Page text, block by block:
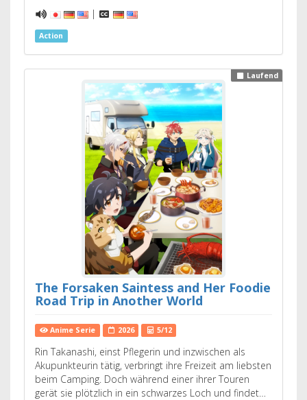
|
Action
Laufend
The Forsaken Saintess and Her Foodie
Road Trip in Another World
Anime Serie 2026 5/12
Rin Takanashi, einst Pflegerin und inzwischen als
Akupunkteurin tätig, verbringt ihre Freizeit am liebsten
beim Camping. Doch während einer ihrer Touren
gerät sie plötzlich in ein schwarzes Loch und findet…